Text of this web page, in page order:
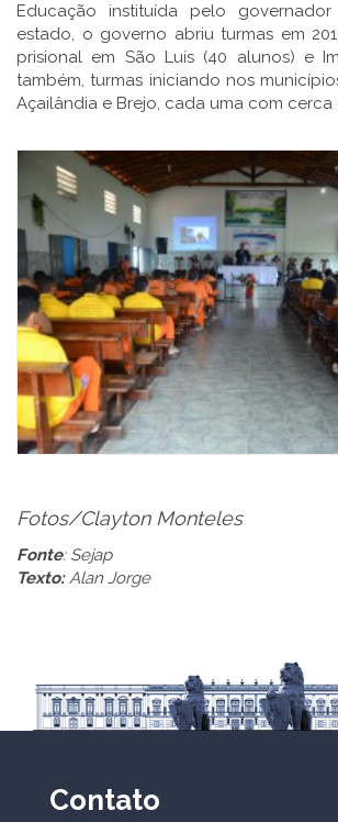
Educação instituída pelo
estado, o governo abriu turmas em
prisional em São Luís (40 alunos) e
também, turmas iniciando nos
Açailândia e Brejo, cada uma com cerca
Fotos/Clayton Monteles
Fonte: Sejap
Texto:Alan Jorge
Contato